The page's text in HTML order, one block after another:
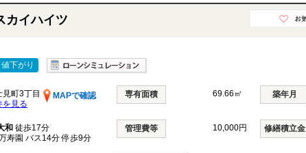
カイハイツ
値下がり
町3丁目
MAPで確認
を見る
専有面積 69.66㎡ 築年月
和 徒歩17分
寿園 バス14分 停歩9分
管理費等 10,000円 修繕積立金